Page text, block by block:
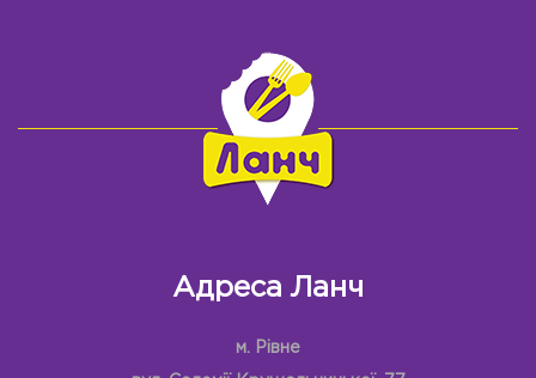
Адреса Ланч
м. Рівне